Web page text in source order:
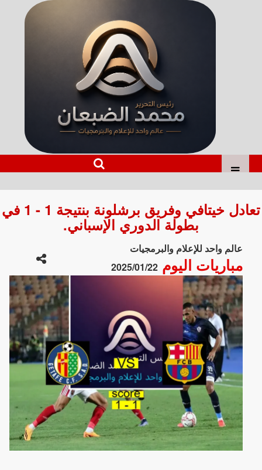
تعادل خيتافي وفريق برشلونة بنتيجة 1 - 1 في
بطولة الدوري الإسباني.
عالم واحد للإعلام والبرمجيات
مباريات اليوم2025/01/22